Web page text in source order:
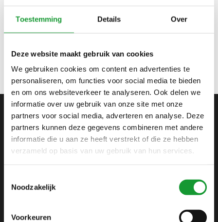
Toestemming Details Over
Deze website maakt gebruik van cookies
We gebruiken cookies om content en advertenties te
personaliseren, om functies voor social media te bieden
en om ons websiteverkeer te analyseren. Ook delen we
informatie over uw gebruik van onze site met onze
partners voor social media, adverteren en analyse. Deze
partners kunnen deze gegevens combineren met andere
informatie die u aan ze heeft verstrekt of die ze hebben
verzameld op basis van uw gebruik van hun services.
Noodzakelijk
Voorkeuren
Bekijk alle4maten
LICHTBLAUW
€59,95€29,95
ABONNEER JE OP ONZE NIEUWSBRIEF
en blijf op de hoogte van onze acties en laatste
collecties